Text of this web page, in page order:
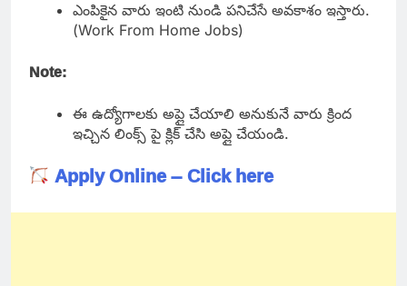
ఎంపికైన వారు ఇంటి నుండి పనిచేసే అవకాశం ఇస్తారు.
(Work From Home Jobs)
Note:
ఈ ఉద్యోగాలకు అప్లై చేయాలి అనుకునే వారు క్రింద
ఇచ్చిన లింక్స్ పై క్లిక్ చేసి అప్లై చేయండి.
Apply Online – Click here